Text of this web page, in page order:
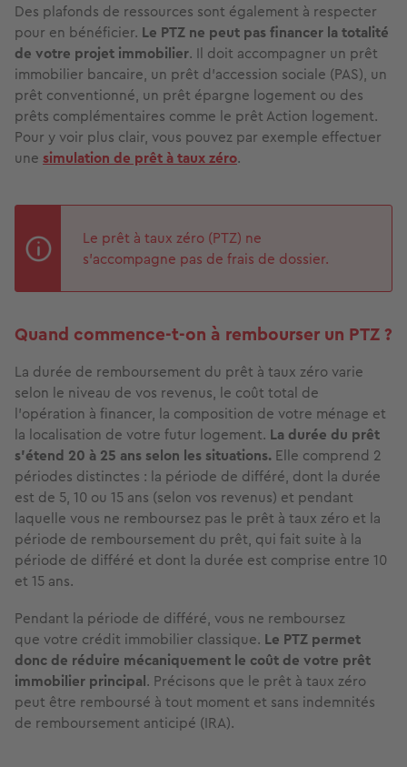
Des plafonds de ressources sont également à respecter
pour en bénéficier. Le PTZ ne peut pas financer la totalité
de votre projet immobilier. Il doit accompagner un prêt
immobilier bancaire, un prêt d'accession sociale (PAS), un
prêt conventionné, un prêt épargne logement ou des
prêts complémentaires comme le prêt Action logement.
Pour y voir plus clair, vous pouvez par exemple effectuer
une simulation de prêt à taux zéro.
Le prêt à taux zéro (PTZ) ne
s’accompagne pas de frais de dossier.
Quand commence-t-on à rembourser un PTZ ?
La durée de remboursement du prêt à taux zéro varie
selon le niveau de vos revenus, le coût total de
l'opération à financer, la composition de votre ménage et
la localisation de votre futur logement. La durée du prêt
s’étend 20 à 25 ans selon les situations. Elle comprend 2
périodes distinctes : la période de différé, dont la durée
est de 5, 10 ou 15 ans (selon vos revenus) et pendant
laquelle vous ne remboursez pas le prêt à taux zéro et la
période de remboursement du prêt, qui fait suite à la
période de différé et dont la durée est comprise entre 10
et 15 ans.
Pendant la période de différé, vous ne remboursez
que votre crédit immobilier classique. Le PTZ permet
donc de réduire mécaniquement le coût de votre prêt
immobilier principal. Précisons que le prêt à taux zéro
peut être remboursé à tout moment et sans indemnités
de remboursement anticipé (IRA).